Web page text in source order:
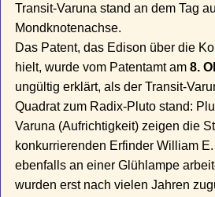
Transit-Varuna stand an dem Tag
Mondknotenachse.
Das Patent, das Edison über die
hielt, wurde vom Patentamt am8.
ungültig erklärt, als der Transit-
Quadrat zum Radix-Pluto stand:
Varuna (Aufrichtigkeit) zeigen die
konkurrierenden Erfinder William
ebenfalls an einer Glühlampe
wurden erst nach vielen Jahren